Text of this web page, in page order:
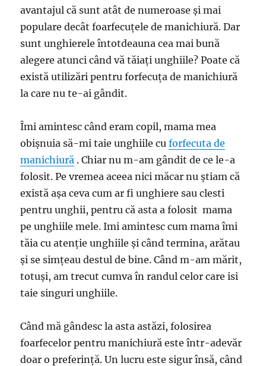
avantajul că sunt atât de numeroase și mai
populare decât foarfecuțele de manichiură. Dar
sunt unghierele întotdeauna cea mai bună
alegere atunci când vă tăiați unghiile? Poate că
există utilizări pentru forfecuța de manichiură
la care nu te-ai gândit.
Îmi amintesc când eram copil, mama mea
obișnuia să-mi taie unghiile cuforfecuta de
manichiură . Chiar nu m-am gândit de ce le-a
folosit. Pe vremea aceea nici măcar nu știam că
există așa ceva cum ar fi unghiere sau clesti
pentru unghii, pentru că asta a folosit mama
pe unghiile mele. Imi amintesc cum mama îmi
tăia cu atenție unghiile și când termina, arătau
și se simțeau destul de bine. Când m-am mărit,
totuși, am trecut cumva în randul celor care isi
taie singuri unghiile.
Când mă gândesc la asta astăzi, folosirea
foarfecelor pentru manichiură este într-adevăr
doar o preferință. Un lucru este sigur însă, când